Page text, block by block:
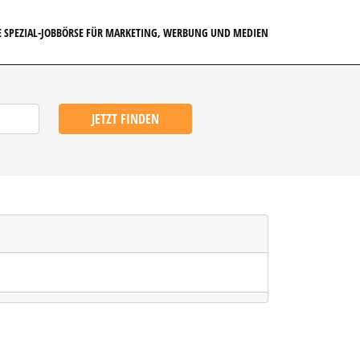
SPEZIAL-JOBBÖRSE FÜR MARKETING, WERBUNG UND MEDIEN
JETZT FINDEN